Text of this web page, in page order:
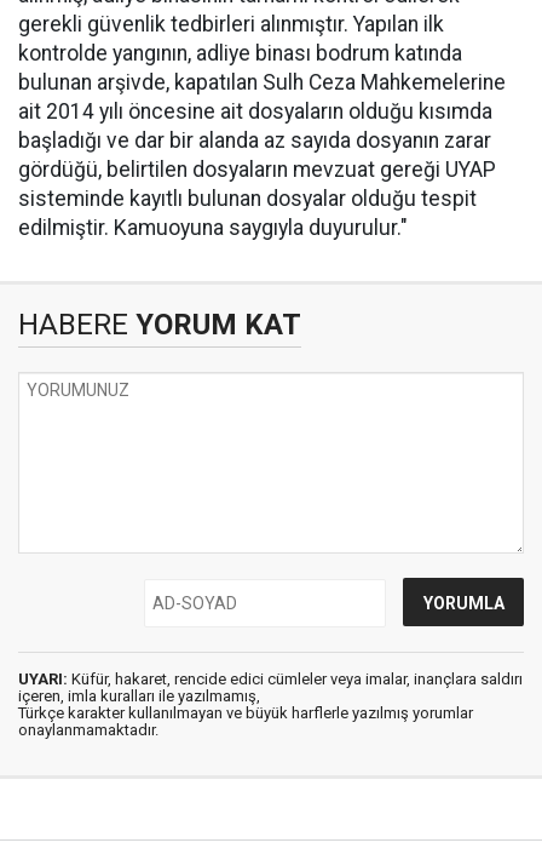
gerekli güvenlik tedbirleri alınmıştır. Yapılan ilk
kontrolde yangının, adliye binası bodrum katında
bulunan arşivde, kapatılan Sulh Ceza Mahkemelerine
ait 2014 yılı öncesine ait dosyaların olduğu kısımda
başladığı ve dar bir alanda az sayıda dosyanın zarar
gördüğü, belirtilen dosyaların mevzuat gereği UYAP
sisteminde kayıtlı bulunan dosyalar olduğu tespit
edilmiştir. Kamuoyuna saygıyla duyurulur."
HABERE YORUM KAT
UYARI: Küfür, hakaret, rencide edici cümleler veya imalar, inançlara saldırı
içeren, imla kuralları ile yazılmamış,
Türkçe karakter kullanılmayan ve büyük harflerle yazılmış yorumlar
onaylanmamaktadır.